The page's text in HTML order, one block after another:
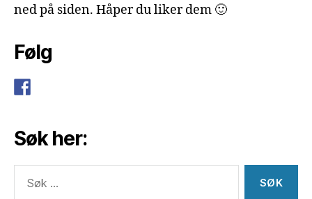
ned på siden. Håper du liker dem 🙂
Følg
Søk her:
etter: